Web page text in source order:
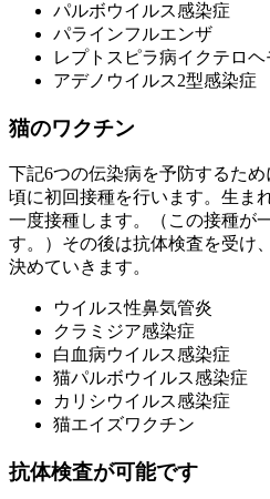
パルボウイルス感染症
パラインフルエンザ
レプトスピラ病イクテロヘ
アデノウイルス2型感染症
猫のワクチン
下記6つの伝染病を予防するた
頃に初回接種を行います。生ま
一度接種します。（この接種が
す。）その後は抗体検査を受け
決めていきます。
ウイルス性鼻気管炎
クラミジア感染症
白血病ウイルス感染症
猫パルボウイルス感染症
カリシウイルス感染症
猫エイズワクチン
抗体検査が可能です